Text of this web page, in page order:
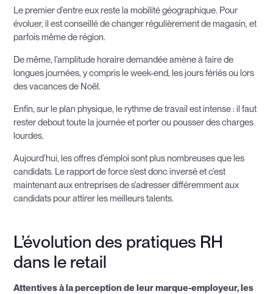
Le premier d’entre eux reste la mobilité géographique. Pour
évoluer, il est conseillé de changer régulièrement de magasin, et
parfois même de région.
De même, l’amplitude horaire demandée amène à faire de
longues journées, y compris le week-end, les jours fériés ou lors
des vacances de Noël.
Enfin, sur le plan physique, le rythme de travail est intense : il faut
rester debout toute la journée et porter ou pousser des charges
lourdes.
Aujourd’hui, les offres d’emploi sont plus nombreuses que les
candidats. Le rapport de force s’est donc inversé et c’est
maintenant aux entreprises de s’adresser différemment aux
candidats pour attirer les meilleurs talents.
L’évolution des pratiques RH
dans le retail
Attentives à la perception de leur marque-employeur, les